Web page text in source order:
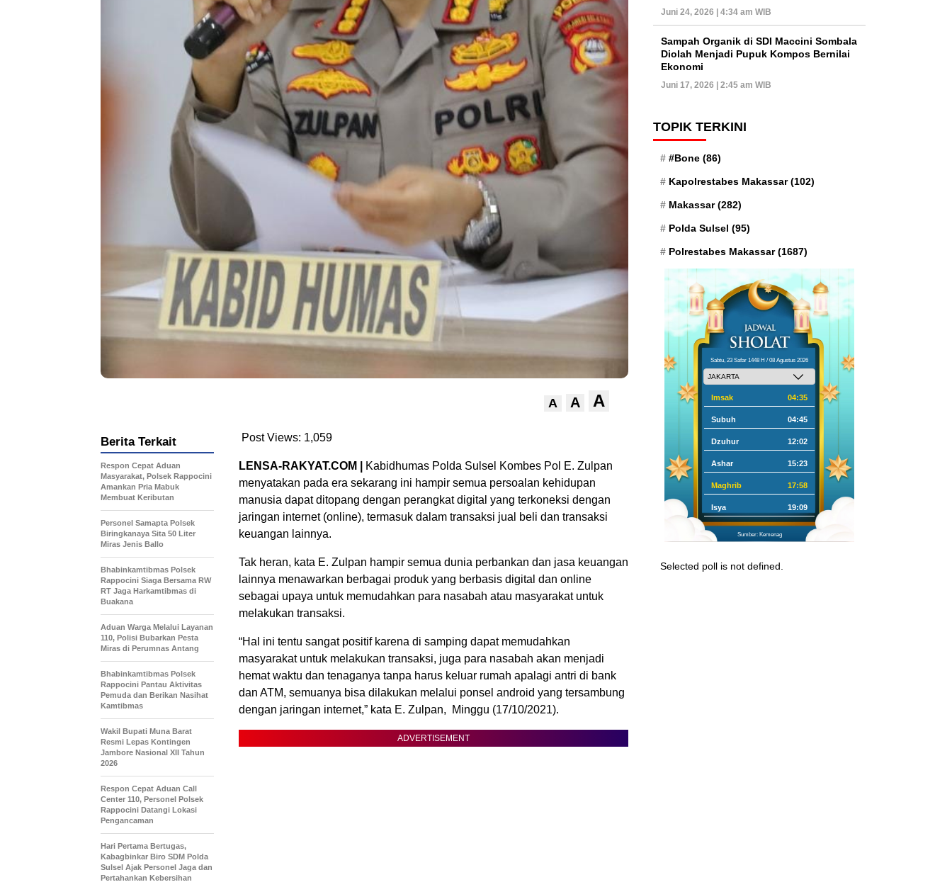
A A A
Post Views: 1,059
LENSA-RAKYAT.COM |
Kabidhumas Polda Sulsel Kombes Pol E. Zulpan
menyatakan pada era sekarang ini hampir semua persoalan kehidupan
manusia dapat ditopang dengan perangkat digital yang terkoneksi dengan
jaringan internet (online), termasuk dalam transaksi jual beli dan transaksi
keuangan lainnya.
Tak heran, kata E. Zulpan hampir semua dunia perbankan dan jasa keuangan
lainnya menawarkan berbagai produk yang berbasis digital dan online
sebagai upaya untuk memudahkan para nasabah atau masyarakat untuk
melakukan transaksi.
“Hal ini tentu sangat positif karena di samping dapat memudahkan
masyarakat untuk melakukan transaksi, juga para nasabah akan menjadi
hemat waktu dan tenaganya tanpa harus keluar rumah apalagi antri di bank
dan ATM, semuanya bisa dilakukan melalui ponsel android yang tersambung
dengan jaringan internet,” kata E. Zulpan, Minggu (17/10/2021).
ADVERTISEMENT
Berita Terkait
Respon Cepat Aduan
Masyarakat, Polsek Rappocini
Amankan Pria Mabuk
Membuat Keributan
Personel Samapta Polsek
Biringkanaya Sita 50 Liter
Miras Jenis Ballo
Bhabinkamtibmas Polsek
Rappocini Siaga Bersama RW
RT Jaga Harkamtibmas di
Buakana
Aduan Warga Melalui Layanan
110, Polisi Bubarkan Pesta
Miras di Perumnas Antang
Bhabinkamtibmas Polsek
Rappocini Pantau Aktivitas
Pemuda dan Berikan Nasihat
Kamtibmas
Wakil Bupati Muna Barat
Resmi Lepas Kontingen
Jambore Nasional XII Tahun
2026
Respon Cepat Aduan Call
Center 110, Personel Polsek
Rappocini Datangi Lokasi
Pengancaman
Hari Pertama Bertugas,
Kabagbinkar Biro SDM Polda
Sulsel Ajak Personel Jaga dan
Pertahankan Kebersihan
Juni 24, 2026 | 4:34 am WIB
Sampah Organik di SDI Maccini Sombala
Diolah Menjadi Pupuk Kompos Bernilai
Ekonomi
Juni 17, 2026 | 2:45 am WIB
TOPIK TERKINI
#Bone (86)
Kapolrestabes Makassar(102)
Makassar(282)
Polda Sulsel (95)
Polrestabes Makassar(1687)
Sabtu, 23 Safar 1448 H / 08 Agustus 2026
Imsak 04:35
Subuh 04:45
Dzuhur 12:02
Ashar 15:23
Maghrib 17:58
Isya 19:09
Sumber: Kemenag
Selected poll is not defined.